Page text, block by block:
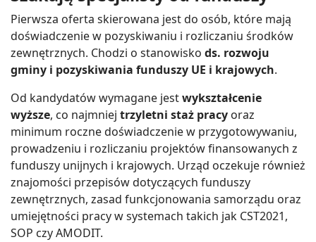
Pierwsza oferta skierowana jest do osób, które mają
doświadczenie w pozyskiwaniu i rozliczaniu środków
zewnętrznych. Chodzi o stanowisko ds. rozwoju
gminy i pozyskiwania funduszy UE i krajowych.
Od kandydatów wymagane jestwykształcenie
wyższe, co najmniej trzyletni staż pracy oraz
minimum roczne doświadczenie w przygotowywaniu,
prowadzeniu i rozliczaniu projektów finansowanych z
funduszy unijnych i krajowych. Urząd oczekuje również
znajomości przepisów dotyczących funduszy
zewnętrznych, zasad funkcjonowania samorządu oraz
umiejętności pracy w systemach takich jak CST2021,
SOP czy AMODIT.